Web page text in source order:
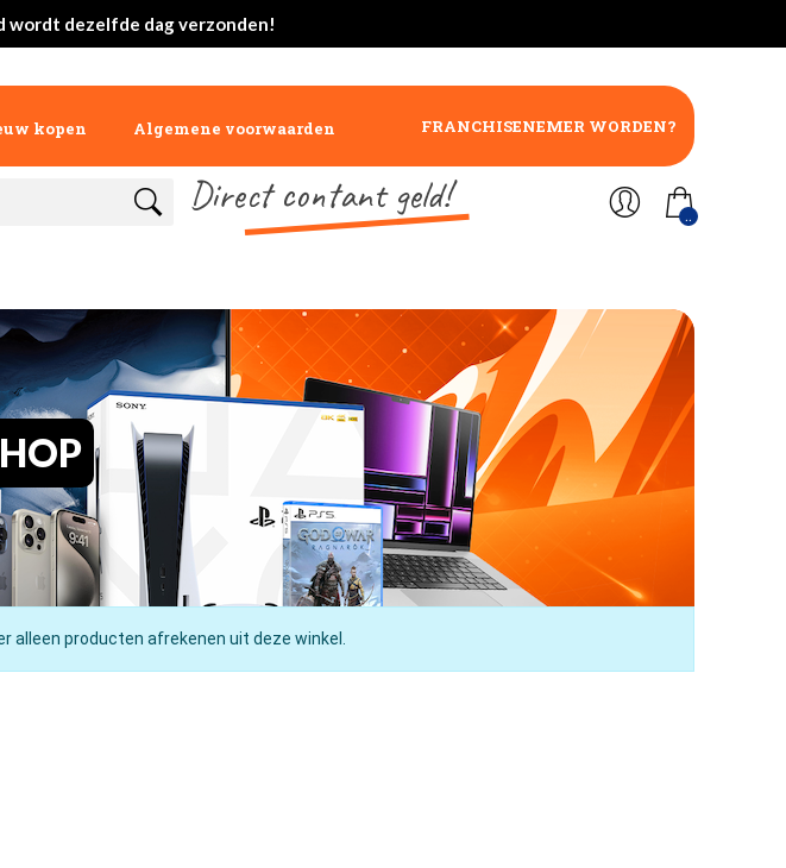
wordt dezelfde dag verzonden!
kopen Algemene voorwaarden FRANCHISENEMER WORDEN?
Direct contant geld! ..
alleen producten afrekenen uit deze winkel.